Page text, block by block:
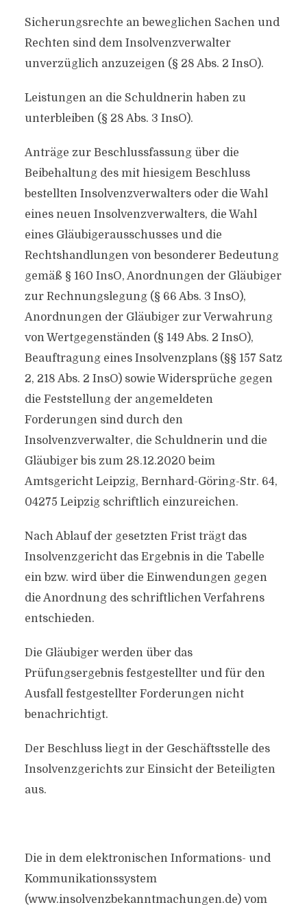
Sicherungsrechte an beweglichen Sachen und
Rechten sind dem Insolvenzverwalter
unverzüglich anzuzeigen (§ 28 Abs. 2 InsO).
Leistungen an die Schuldnerin haben zu
unterbleiben (§ 28 Abs. 3 InsO).
Anträge zur Beschlussfassung über die
Beibehaltung des mit hiesigem Beschluss
bestellten Insolvenzverwalters oder die Wahl
eines neuen Insolvenzverwalters, die Wahl
eines Gläubigerausschusses und die
Rechtshandlungen von besonderer Bedeutung
gemäß § 160 InsO, Anordnungen der Gläubiger
zur Rechnungslegung (§ 66 Abs. 3 InsO),
Anordnungen der Gläubiger zur Verwahrung
von Wertgegenständen (§ 149 Abs. 2 InsO),
Beauftragung eines Insolvenzplans (§§ 157 Satz
2, 218 Abs. 2 InsO) sowie Widersprüche gegen
die Feststellung der angemeldeten
Forderungen sind durch den
Insolvenzverwalter, die Schuldnerin und die
Gläubiger bis zum 28.12.2020 beim
Amtsgericht Leipzig, Bernhard-Göring-Str. 64,
04275 Leipzig schriftlich einzureichen.
Nach Ablauf der gesetzten Frist trägt das
Insolvenzgericht das Ergebnis in die Tabelle
ein bzw. wird über die Einwendungen gegen
die Anordnung des schriftlichen Verfahrens
entschieden.
Die Gläubiger werden über das
Prüfungsergebnis festgestellter und für den
Ausfall festgestellter Forderungen nicht
benachrichtigt.
Der Beschluss liegt in der Geschäftsstelle des
Insolvenzgerichts zur Einsicht der Beteiligten
aus.
Die in dem elektronischen Informations- und
Kommunikationssystem
(www.insolvenzbekanntmachungen.de) vom